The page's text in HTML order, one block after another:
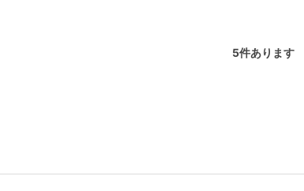
5件あります